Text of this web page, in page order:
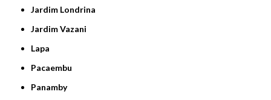
Jardim Londrina
Jardim Vazani
Lapa
Pacaembu
Panamby